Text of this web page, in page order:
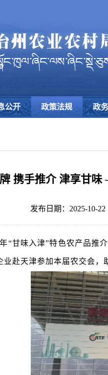
公开 政策法规 政
携手推介 津享甘
发布日期：2025-10-22
“甘味入津”特色农产品推
业赴天津参加本届农交会，